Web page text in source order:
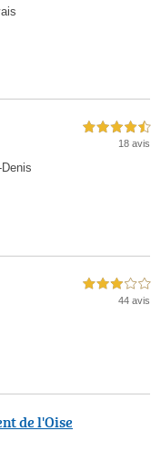
4,5 étoiles sur 5
18 avis
3,0 étoiles sur 5
44 avis
de l'Oise